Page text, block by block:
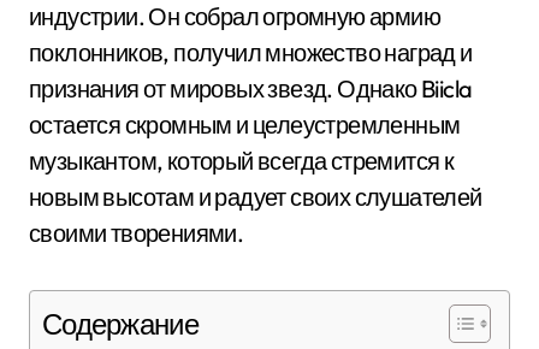
индустрии. Он собрал огромную армию
поклонников, получил множество наград и
признания от мировых звезд. Однако Biicla
остается скромным и целеустремленным
музыкантом, который всегда стремится к
новым высотам и радует своих слушателей
своими творениями.
Содержание